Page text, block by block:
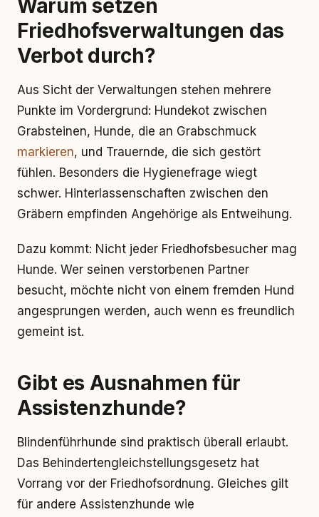
Warum setzen
Friedhofsverwaltungen das
Verbot durch?
Aus Sicht der Verwaltungen stehen mehrere
Punkte im Vordergrund: Hundekot zwischen
Grabsteinen, Hunde, die an Grabschmuck
markieren, und Trauernde, die sich gestört
fühlen. Besonders die Hygienefrage wiegt
schwer. Hinterlassenschaften zwischen den
Gräbern empfinden Angehörige als Entweihung.
Dazu kommt: Nicht jeder Friedhofsbesucher mag
Hunde. Wer seinen verstorbenen Partner
besucht, möchte nicht von einem fremden Hund
angesprungen werden, auch wenn es freundlich
gemeint ist.
Gibt es Ausnahmen für
Assistenzhunde?
Blindenführhunde sind praktisch überall erlaubt.
Das Behindertengleichstellungsgesetz hat
Vorrang vor der Friedhofsordnung. Gleiches gilt
für andere Assistenzhunde wie